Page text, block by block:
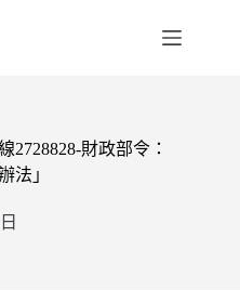
2728828-財政部令：
法」